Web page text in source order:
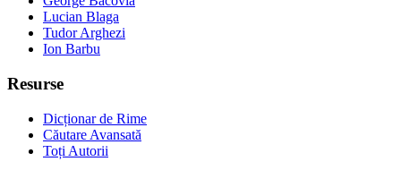
Lucian Blaga
Tudor Arghezi
Ion Barbu
Resurse
Dicționar de Rime
Căutare Avansată
Toți Autorii